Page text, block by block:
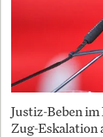
Justiz-Beben
Zug-Eskalation